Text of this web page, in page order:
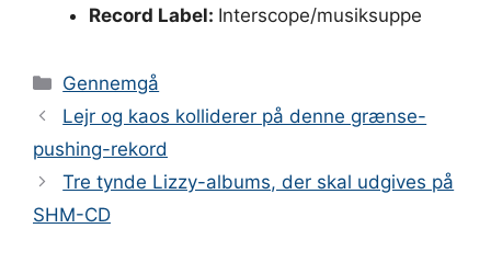
Record Label: Interscope/musiksuppe
Kategorier
Gennemgå
Lejr og kaos kolliderer på denne grænse-
pushing-rekord
Tre tynde Lizzy-albums, der skal udgives på
SHM-CD